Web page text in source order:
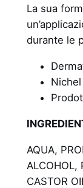
La sua
durante le
AQUA,
ALCOHOL,
CASTOR